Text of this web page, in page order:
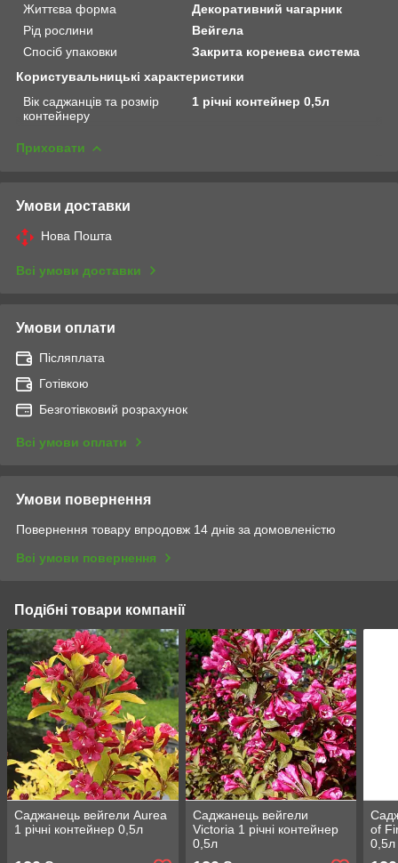
Життєва форма
Декоративний чагарник
Рід рослини
Вейгела
Спосіб упаковки
Закрита коренева система
Користувальницькі характеристики
Вік саджанців та розмір
контейнеру
1 річні контейнер 0,5л
Приховати
Умови доставки
Нова Пошта
Всі умови доставки
Умови оплати
Післяплата
Готівкою
Безготівковий розрахунок
Всі умови оплати
Умови повернення
Повернення товару впродовж 14 днів за домовленістю
Всі умови повернення
Подібні товари компанії
Саджанець вейгели Aurea
1 річні контейнер 0,5л
Саджанець вейгели
Victoria 1 річні контейнер
0,5л
of
0,5л